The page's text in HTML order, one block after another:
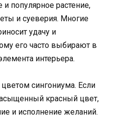
популярное растение,
и суеверия. Многие
удачу и
его часто выбирают в
интерьера.
сингониума. Если
красный цвет,
и исполнение желаний.